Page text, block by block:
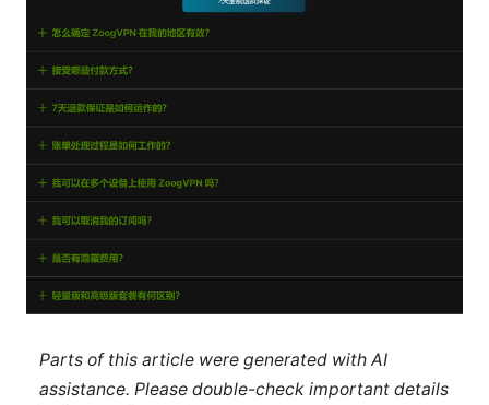
Parts of this article were generated with AI
assistance. Please double-check important details